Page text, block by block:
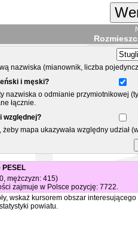
nazwiska (mianownik, liczba
i męski?
nazwiska o odmianie przymiotnikowej
łącznie.
względnej?
mapa ukazywała względny
PESEL
mężczyzn: 415)
zajmuje w Polsce pozycję: 7722.
wskaż kursorem obszar
powiatu.